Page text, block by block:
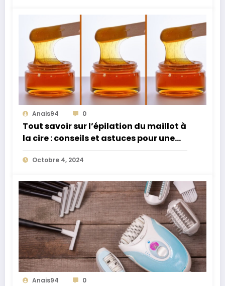
Anais94 0
Tout savoir sur l’épilation du maillot à
la cire : conseils et astuces pour une
peau douce et nette
Octobre 4, 2024
Anais94 0